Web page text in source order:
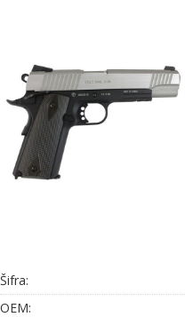
Šifra:
OEM: